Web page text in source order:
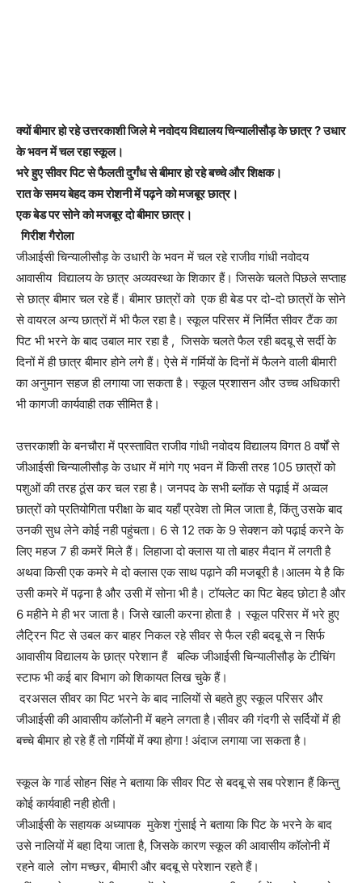
क्यों बीमार हो रहे उत्तरकाशी जिले मे नवोदय विद्यालय चिन्यालीसौड़ के छात्र ? उधार
के भवन में चल रहा स्कूल।
भरे हुए सीवर पिट से फैलती दुर्गंध से बीमार हो रहे बच्चे और शिक्षक।
रात के समय बेहद कम रोशनी में पढ़ने को मजबूर छात्र।
एक बेड पर सोने को मजबूर दो बीमार छात्र।
गिरीश गैरोला
जीआईसी चिन्यालीसौड़ के उधारी के भवन में चल रहे राजीव गांधी नवोदय
आवासीय विद्यालय के छात्र अव्यवस्था के शिकार हैं। जिसके चलते पिछले सप्ताह
से छात्र बीमार चल रहे हैं। बीमार छात्रों को एक ही बेड पर दो-दो छात्रों के सोने
से वायरल अन्य छात्रों में भी फैल रहा है। स्कूल परिसर में निर्मित सीवर टैंक का
पिट भी भरने के बाद उबाल मार रहा है , जिसके चलते फैल रही बदबू से सर्दी के
दिनों में ही छात्र बीमार होने लगे हैं। ऐसे में गर्मियों के दिनों में फैलने वाली बीमारी
का अनुमान सहज ही लगाया जा सकता है। स्कूल प्रशासन और उच्च अधिकारी
भी कागजी कार्यवाही तक सीमित है।
उत्तरकाशी के बनचौरा में प्रस्तावित राजीव गांधी नवोदय विद्यालय विगत 8 वर्षों से
जीआईसी चिन्यालीसौड़ के उधार में मांगे गए भवन में किसी तरह 105 छात्रों को
पशुओं की तरह ठूंस कर चल रहा है। जनपद के सभी ब्लॉक से पढ़ाई में अव्वल
छात्रों को प्रतियोगिता परीक्षा के बाद यहाँ प्रवेश तो मिल जाता है, किंतु उसके बाद
उनकी सुध लेने कोई नही पहुंचता। 6 से 12 तक के 9 सेक्शन को पढ़ाई करने के
लिए महज 7 ही कमरें मिले हैं। लिहाजा दो क्लास या तो बाहर मैदान में लगती है
अथवा किसी एक कमरे मे दो क्लास एक साथ पढ़ाने की मजबूरी है।आलम ये है कि
उसी कमरे में पढ़ना है और उसी में सोना भी है। टॉयलेट का पिट बेहद छोटा है और
6 महीने मे ही भर जाता है। जिसे खाली करना होता है । स्कूल परिसर में भरे हुए
लैट्रिन पिट से उबल कर बाहर निकल रहे सीवर से फैल रही बदबू से न सिर्फ
आवासीय विद्यालय के छात्र परेशान हैं बल्कि जीआईसी चिन्यालीसौड़ के टीचिंग
स्टाफ भी कई बार विभाग को शिकायत लिख चुके हैं।
दरअसल सीवर का पिट भरने के बाद नालियों से बहते हुए स्कूल परिसर और
जीआईसी की आवासीय कॉलोनी में बहने लगता है।सीवर की गंदगी से सर्दियों में ही
बच्चे बीमार हो रहे हैं तो गर्मियों में क्या होगा ! अंदाज लगाया जा सकता है।
स्कूल के गार्ड सोहन सिंह ने बताया कि सीवर पिट से बदबू से सब परेशान हैं किन्तु
कोई कार्यवाही नही होती।
जीआईसी के सहायक अध्यापक मुकेश गुंसाई ने बताया कि पिट के भरने के बाद
उसे नालियों में बहा दिया जाता है, जिसके कारण स्कूल की आवासीय कॉलोनी में
रहने वाले लोग मच्छर, बीमारी और बदबू से परेशान रहते हैं।